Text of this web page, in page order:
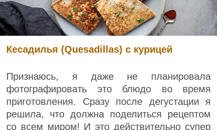
Кесадилья (Quesadillas) с курицей
Признаюсь, я даже не планировала
фотографировать это блюдо во время
приготовления. Сразу после дегустации я
решила, что должна поделиться рецептом
со всем миром! И это действительно супер